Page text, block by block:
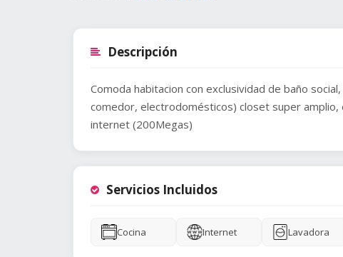
Descripción
Comoda habitacion con exclusividad de baño
comedor, electrodomésticos) closet super
internet (200Megas)
Servicios Incluidos
Cocina Internet Lavadora